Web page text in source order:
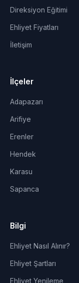
Direksiyon Eğitimi
Ehliyet Fiyatları
İletişim
İlçeler
Adapazarı
Arifiye
Erenler
Hendek
Karasu
Sapanca
Bilgi
Ehliyet Nasıl Alınır?
Ehliyet Şartları
Ehliyet Yenileme